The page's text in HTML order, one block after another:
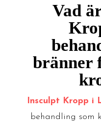
Vad
bränner
Insculpt Kropp i
behandling som